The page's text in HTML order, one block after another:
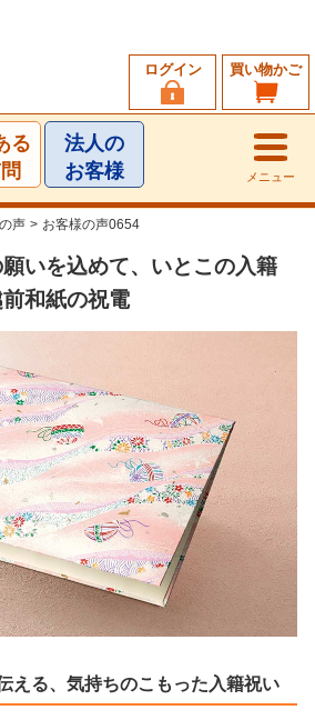
買い物かご
ログイン
る
法人の
お客様
メニュー
声 > お客様の声0654
いを込めて、いとこの入籍
和紙の祝電
える、気持ちのこもった入籍祝い